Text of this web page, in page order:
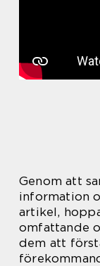
Genom att
information
artikel,
omfattande
dem att